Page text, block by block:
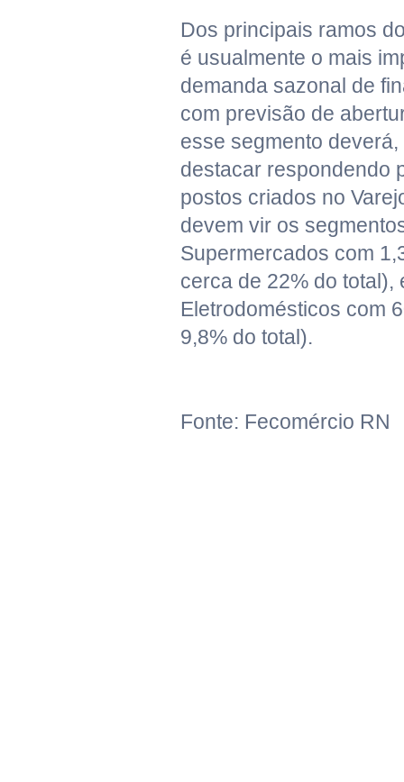
Dos principais ramos
é usualmente o mais
demanda sazonal de
com previsão de
esse segmento
destacar respondendo
postos criados no
devem vir os
Supermercados com
cerca de 22% do total),
Eletrodomésticos com
9,8% do total).
Fonte: Fecomércio RN